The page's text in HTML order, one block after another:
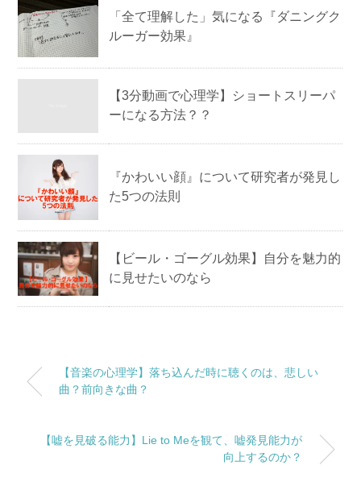
「全て理解した」気になる『ダニングク
ルーガー効果』
【3分動画で心理学】ショートスリーパ
ーになる方法？？
『かわいい顔』について研究者が発見し
た5つの法則
【ビール・ゴーグル効果】自分を魅力的
に見せたいのなら
【音楽の心理学】落ち込んだ時に聴くのは、悲しい
曲？前向きな曲？
【嘘を見破る能力】Lie to Meを観て、嘘発見能力が
向上するのか？